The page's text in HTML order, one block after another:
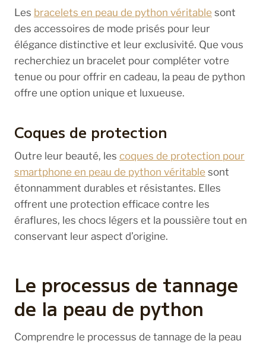
Les bracelets en peau de python véritable sont
des accessoires de mode prisés pour leur
élégance distinctive et leur exclusivité. Que vous
recherchiez un bracelet pour compléter votre
tenue ou pour offrir en cadeau, la peau de python
offre une option unique et luxueuse.
Coques de protection
Outre leur beauté, les coques de protection pour
smartphone en peau de python véritable sont
étonnamment durables et résistantes. Elles
offrent une protection efficace contre les
éraflures, les chocs légers et la poussière tout en
conservant leur aspect d’origine.
Le processus de tannage
de la peau de python
Comprendre le processus de tannage de la peau